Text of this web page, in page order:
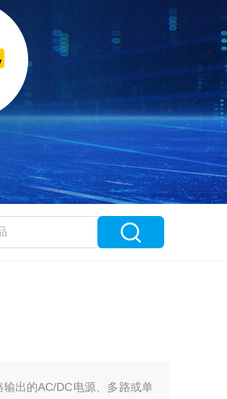
出的AC/DC电源、多路或单